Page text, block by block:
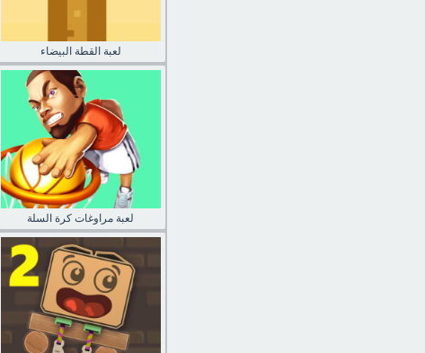
لعبة القطة البيضاء
لعبة مراوغات كرة السلة